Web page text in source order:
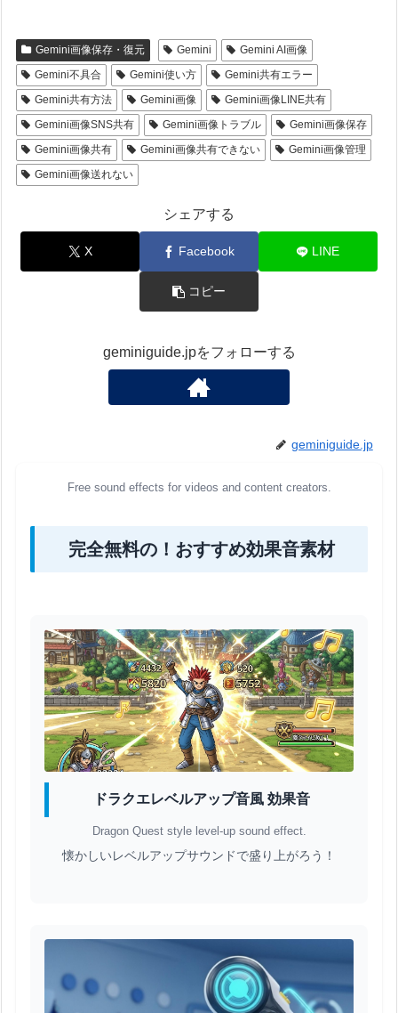
Gemini画像保存・復元 Gemini
Gemini AI画像
Gemini不具合
Gemini使い方
Gemini共有エラー
Gemini共有方法
Gemini画像
Gemini画像LINE共有
Gemini画像SNS共有
Gemini画像トラブル
Gemini画像保存
Gemini画像共有
Gemini画像共有できない
Gemini画像管理
Gemini画像送れない
シェアする
X Facebook LINE
コピー
geminiguide.jpをフォローする
geminiguide.jp
Free sound effects for videos and content creators.
完全無料の！おすすめ効果音素材
ドラクエレベルアップ音風 効果音
Dragon Quest style level-up sound effect.
懐かしいレベルアップサウンドで盛り上がろう！